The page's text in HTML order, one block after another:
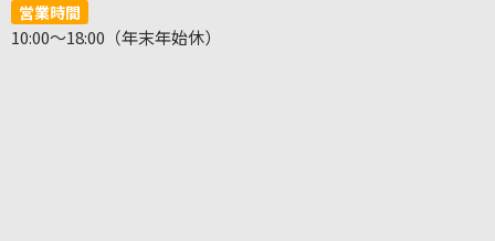
営業時間
10:00～18:00（年末年始休）